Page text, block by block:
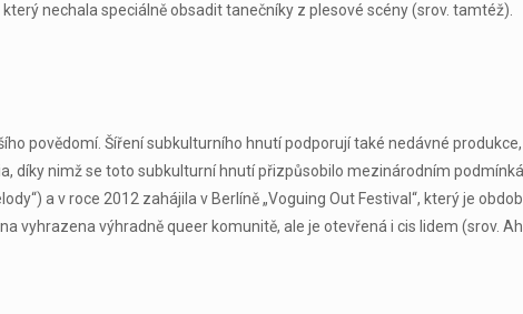
nechala speciálně obsadit tanečníky z plesové scény (srov. tamtéž).
povědomí. Šíření subkulturního hnutí podporují také nedávné produkce,
díky nimž se toto subkulturní hnutí přizpůsobilo mezinárodním
a v roce 2012 zahájila v Berlíně „Voguing Out Festival“, který je
vyhrazena výhradně queer komunitě, ale je otevřená i cis lidem (srov.